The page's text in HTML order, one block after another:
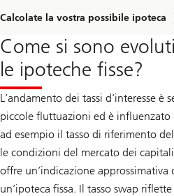
Calcolate la vostra possibile ipoteca
Come si sono
le ipoteche fisse?
L’andamento dei tassi d’interesse è
piccole fluttuazioni ed è influenzato
ad esempio il tasso di riferimento
le condizioni del mercato dei
offre un’indicazione
un’ipoteca fissa. Il tasso swap